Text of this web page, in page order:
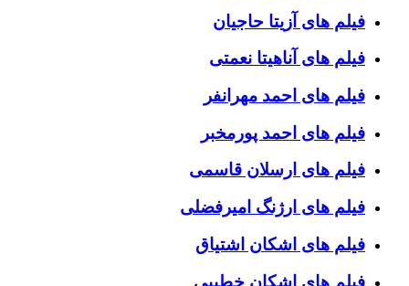
فیلم های آزیتا حاجیان
فیلم های آناهیتا نعمتی
فیلم های احمد مهرانفر
فیلم های احمد پورمخبر
فیلم های ارسلان قاسمی
فیلم های ارژنگ امیرفضلی
فیلم های اشکان اشتیاق
فیلم های اشکان خطیبی